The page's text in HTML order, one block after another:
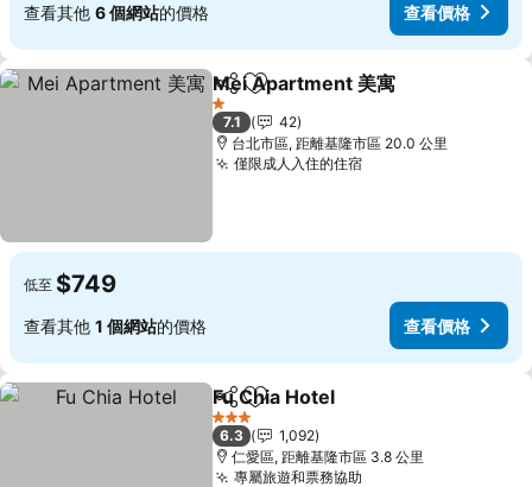
查看其他 6 個網站的價格 查看價格
分享 加入我的最愛
Mei Apartment 美寓
1 星級
7.1
42
台北市區, 距離基隆市區 20.0 公里
僅限成人入住的住宿查看價格
低至 $749
查看其他 1 個網站的價格 查看價格
分享 加入我的最愛
Fu Chia Hotel
3 星級
6.3
1,092
仁愛區, 距離基隆市區 3.8 公里
專屬旅遊和票務協助